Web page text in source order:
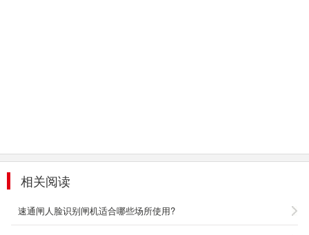
相关阅读
速通闸人脸识别闸机适合哪些场所使用?
折叠门007
色丰富，可和...
2020-03-16